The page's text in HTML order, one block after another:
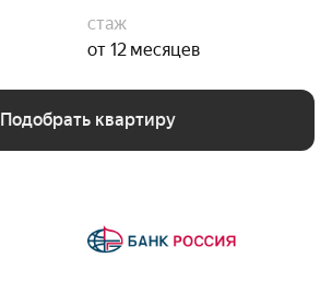
стаж
от 12 месяцев
Подобрать квартиру